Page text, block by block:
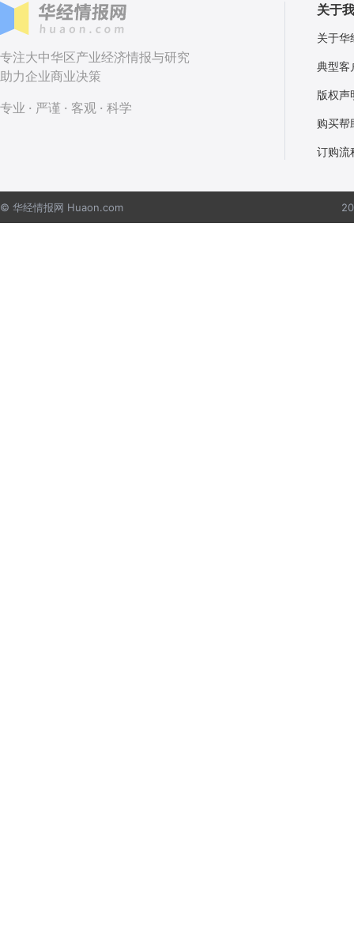
专注大中华区产业经济情报与研究
助力企业商业决策
专业 · 严谨 · 客观 · 科学
关于
关于华
典型客
版权声
购买帮
订购流
© 华经情报网 Huaon.com